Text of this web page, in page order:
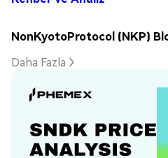
NonKyotoProtocol (NKP)
Daha Fazla